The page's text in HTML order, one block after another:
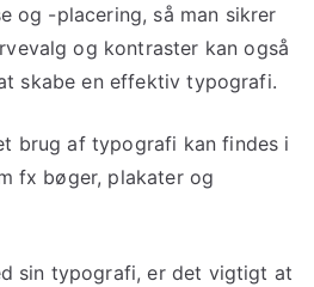
og -placering, så man sikrer
og kontraster kan også
skabe en effektiv typografi.
brug af typografi kan findes i
fx bøger, plakater og
sin typografi, er det vigtigt at